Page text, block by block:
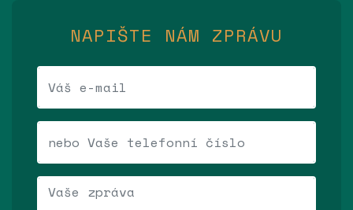
NAPIŠTE NÁM ZPRÁVU
Váš e-mail
Telefonní číslo
Vaše zpráva